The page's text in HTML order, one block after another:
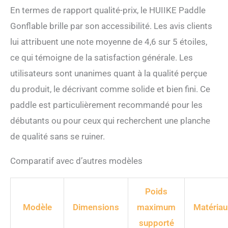
En termes de rapport qualité-prix, le HUIIKE Paddle
Gonflable brille par son accessibilité. Les avis clients
lui attribuent une note moyenne de 4,6 sur 5 étoiles,
ce qui témoigne de la satisfaction générale. Les
utilisateurs sont unanimes quant à la qualité perçue
du produit, le décrivant comme solide et bien fini. Ce
paddle est particulièrement recommandé pour les
débutants ou pour ceux qui recherchent une planche
de qualité sans se ruiner.
Comparatif avec d’autres modèles
Modèle Dimensions
Poids
maximum
supporté
Matériau